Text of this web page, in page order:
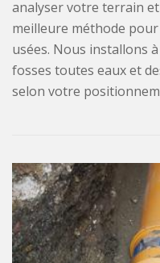
analyser votre terrain
meilleure méthode pour
usées. Nous installons
fosses toutes eaux et
selon votre